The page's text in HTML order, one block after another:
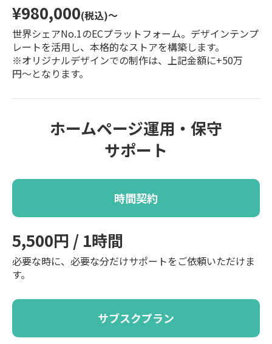
¥980,000(税込)〜
世界シェアNo.1のECプラットフォーム。デザインテンプ
レートを活用し、本格的なストアを構築します。
※オリジナルデザインでの制作は、上記金額に+50万
円〜となります。
ホームページ運用・保守
サポート
時間契約
5,500円 / 1時間
必要な時に、必要な分だけサポートをご依頼いただけま
す。
サブスクプラン